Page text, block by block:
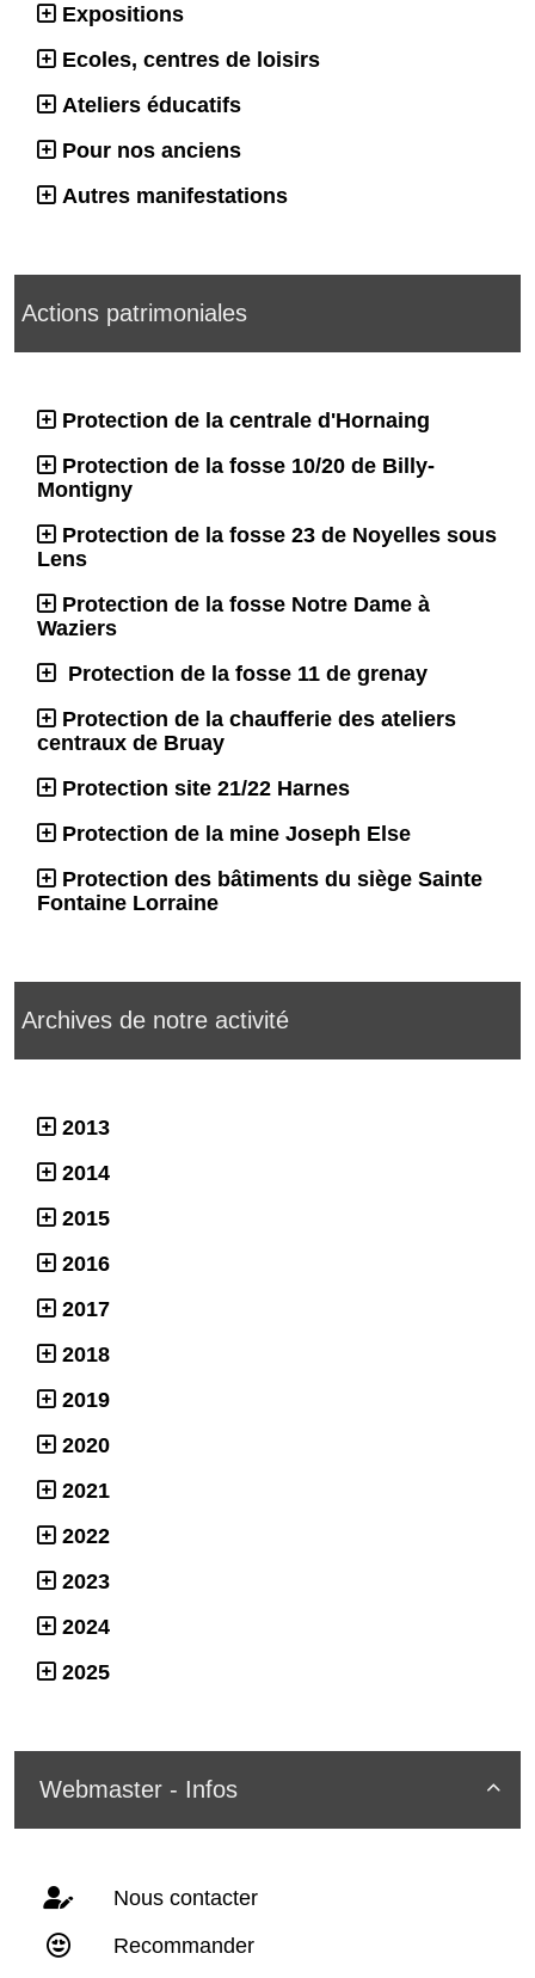
Expositions
Ecoles, centres de loisirs
Ateliers éducatifs
Pour nos anciens
Autres manifestations
Actions patrimoniales
Protection de la centrale d'Hornaing
Protection de la fosse 10/20 de Billy-
Montigny
Protection de la fosse 23 de Noyelles sous
Lens
Protection de la fosse Notre Dame à
Waziers
Protection de la fosse 11 de grenay
Protection de la chaufferie des ateliers
centraux de Bruay
Protection site 21/22 Harnes
Protection de la mine Joseph Else
Protection des bâtiments du siège Sainte
Fontaine Lorraine
Archives de notre activité
2013
2014
2015
2016
2017
2018
2019
2020
2021
2022
2023
2024
2025

Webmaster - Infos
Nous contacter
Recommander